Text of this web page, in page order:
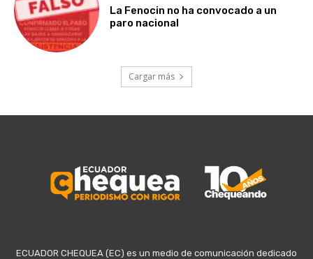
La Fenocin no ha convocado a un
paro nacional
Cargar más
ECUADOR CHEQUEA (EC) es un medio de comunicación dedicado